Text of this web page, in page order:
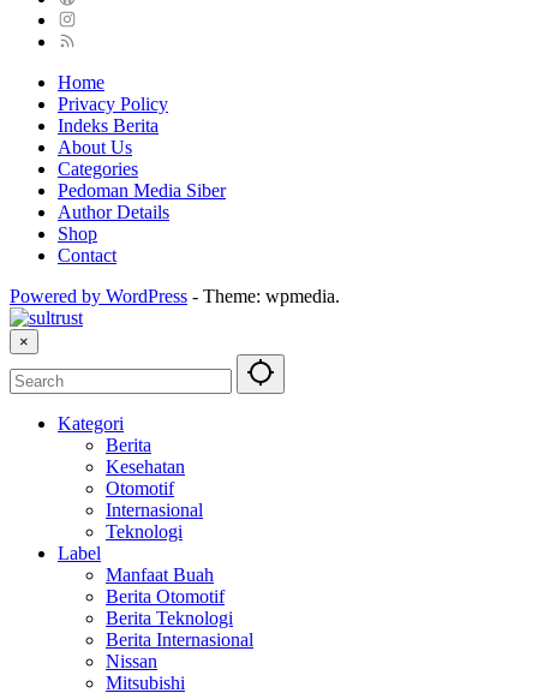
Home
Privacy Policy
Indeks Berita
About Us
Categories
Pedoman Media Siber
Author Details
Shop
Contact
Powered by WordPress - Theme: wpmedia.
×
Kategori
Berita
Kesehatan
Otomotif
Internasional
Teknologi
Label
Manfaat Buah
Berita Otomotif
Berita Teknologi
Berita Internasional
Nissan
Mitsubishi